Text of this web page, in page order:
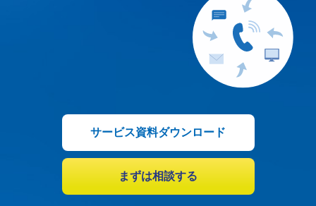
サービス資料ダウンロード
まずは相談する